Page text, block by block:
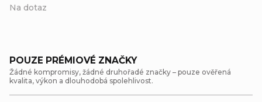
Na dotaz
POUZE PRÉMIOVÉ ZNAČKY
Žádné kompromisy, žádné druhořadé značky – pouze ověřená
kvalita, výkon a dlouhodobá spolehlivost.